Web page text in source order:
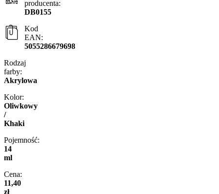
producenta:
DB0155
Kod
EAN:
5055286679698
Rodzaj
farby:
Akrylowa
Kolor:
Oliwkowy
/
Khaki
Pojemność:
14
ml
Cena:
11,40
zł